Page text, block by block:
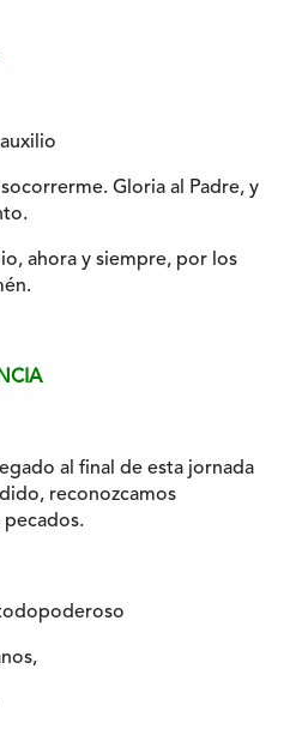
Gloria al Padre, y
ahora y siempre, por los
al final de esta jornada
reconozcamos